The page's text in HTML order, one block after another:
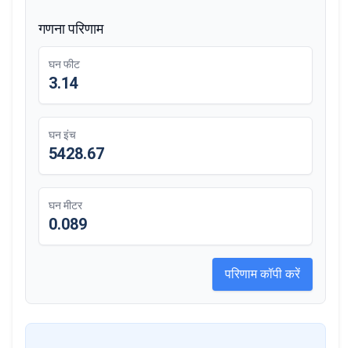
गणना परिणाम
घन फीट
3.14
घन इंच
5428.67
घन मीटर
0.089
परिणाम कॉपी करें